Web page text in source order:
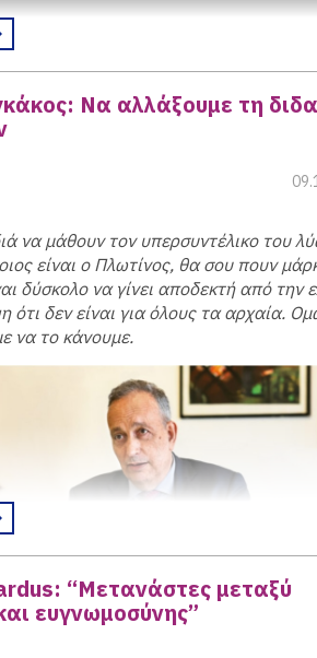
με την διεθνή σκηνή και την
Ευρώπη, με τους Ρώσους να
πόλεμο, και την
Μπακογιάννη ξεκαθάρισε ότι οι
πόλεμο και μάλιστα με χώρα του
αέριο, που ήταν φτηνό σε
που εμφανίζεται στην Ευρώπη, κάνει
“επικοινωνιακή επίθεση” που
πιο ακριβά το φυσικό αέριο.
Να αλλάξουμε τη
να μάθουν τον υπερσυντέλικο του
είναι ο Πλωτίνος, θα σου πουν
δύσκολο να γίνει αποδεκτή από την
ότι δεν είναι για όλους τα αρχαία.
να το κάνουμε.
“Μετανάστες μεταξύ
ευγνωμοσύνης”